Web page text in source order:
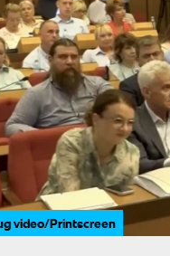
video/Printscreen